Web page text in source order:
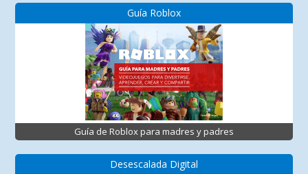
Guía Roblox
Guía de Roblox para madres y padres
Desescalada Digital